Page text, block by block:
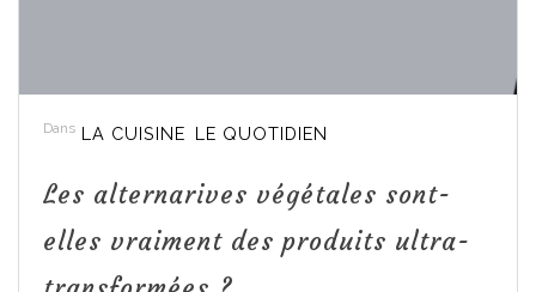
Dans LA CUISINE LE QUOTIDIEN
Les alternarives végétales sont-
elles vraiment des produits ultra-